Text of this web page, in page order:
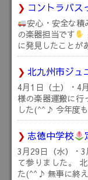
コントラバス
安心・安全な積
の楽器担当です
に発見したことが
北九州市ジュ
4月1日（土）・4
様の楽器運搬に行
した(^^♪ 今年度
志徳中学校
3月29日（水）・
て参りました。
た(^^♪ 無事に終